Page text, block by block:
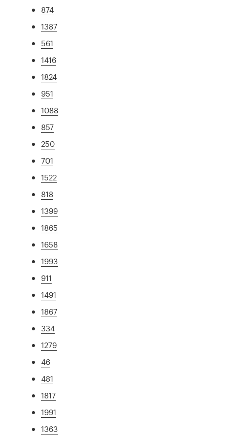
874
1387
561
1416
1824
951
1088
857
250
701
1522
818
1399
1865
1658
1993
911
1491
1867
334
1279
46
481
1817
1991
1363